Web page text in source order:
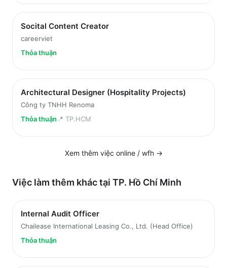
Socital Content Creator
careerviet
Thỏa thuận
Architectural Designer (Hospitality Projects)
Công ty TNHH Renoma
Thỏa thuận 📍 TP.HCM
Xem thêm việc online / wfh→
Việc làm thêm khác tại TP. Hồ Chí Minh
Internal Audit Officer
Chailease International Leasing Co., Ltd. (Head Office)
Thỏa thuận